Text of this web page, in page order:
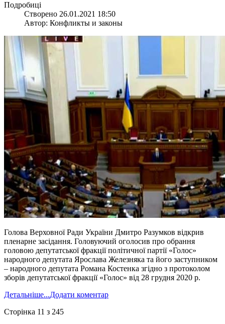
Подробиці
Створено 26.01.2021 18:50
Автор: Конфликты и законы
Голова Верховної Ради України Дмитро Разумков відкрив
пленарне засідання. Головуючий оголосив про обрання
головою депутатської фракції політичної партії «Голос»
народного депутата Ярослава Железняка та його заступником
– народного депутата Романа Костенка згідно з протоколом
зборів депутатської фракції «Голос» від 28 грудня 2020 р.
Детальніше...Додати коментар
Сторінка 11 з 245